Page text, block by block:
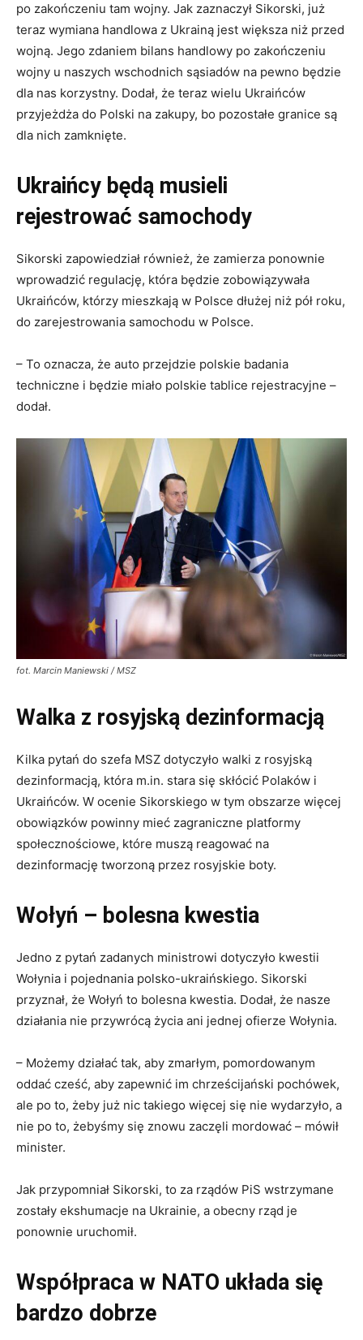
po zakończeniu tam wojny. Jak zaznaczył Sikorski, już
teraz wymiana handlowa z Ukrainą jest większa niż przed
wojną. Jego zdaniem bilans handlowy po zakończeniu
wojny u naszych wschodnich sąsiadów na pewno będzie
dla nas korzystny. Dodał, że teraz wielu Ukraińców
przyjeżdża do Polski na zakupy, bo pozostałe granice są
dla nich zamknięte.
Ukraińcy będą musieli
rejestrować samochody
Sikorski zapowiedział również, że zamierza ponownie
wprowadzić regulację, która będzie zobowiązywała
Ukraińców, którzy mieszkają w Polsce dłużej niż pół roku,
do zarejestrowania samochodu w Polsce.
– To oznacza, że auto przejdzie polskie badania
techniczne i będzie miało polskie tablice rejestracyjne –
dodał.
fot. Marcin Maniewski / MSZ
Walka z rosyjską dezinformacją
Kilka pytań do szefa MSZ dotyczyło walki z rosyjską
dezinformacją, która m.in. stara się skłócić Polaków i
Ukraińców. W ocenie Sikorskiego w tym obszarze więcej
obowiązków powinny mieć zagraniczne platformy
społecznościowe, które muszą reagować na
dezinformację tworzoną przez rosyjskie boty.
Wołyń – bolesna kwestia
Jedno z pytań zadanych ministrowi dotyczyło kwestii
Wołynia i pojednania polsko-ukraińskiego. Sikorski
przyznał, że Wołyń to bolesna kwestia. Dodał, że nasze
działania nie przywrócą życia ani jednej ofierze Wołynia.
– Możemy działać tak, aby zmarłym, pomordowanym
oddać cześć, aby zapewnić im chrześcijański pochówek,
ale po to, żeby już nic takiego więcej się nie wydarzyło, a
nie po to, żebyśmy się znowu zaczęli mordować – mówił
minister.
Jak przypomniał Sikorski, to za rządów PiS wstrzymane
zostały ekshumacje na Ukrainie, a obecny rząd je
ponownie uruchomił.
Współpraca w NATO układa się
bardzo dobrze